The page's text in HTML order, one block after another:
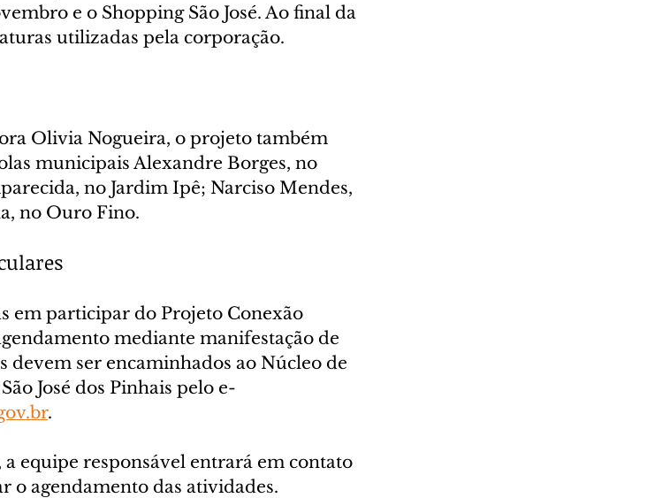
e o Shopping São José. Ao final da
utilizadas pela corporação.
Olivia Nogueira, o projeto também
municipais Alexandre Borges, no
no Jardim Ipê; Narciso Mendes,
no Ouro Fino.
em participar do Projeto Conexão
mediante manifestação de
devem ser encaminhados ao Núcleo de
José dos Pinhais pelo e-
.
equipe responsável entrará em contato
o agendamento das atividades.